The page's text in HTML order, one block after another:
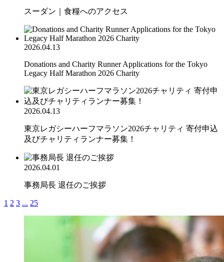
スーダン｜食糧へのアクセス
2026.04.13
Donations and Charity Runner Applications for the Tokyo
Legacy Half Marathon 2026 Charity
2026.04.13
東京レガシーハーフマラソン2026チャリティ 寄付申込
及びチャリティランナー募集！
2026.04.01
事務局長 退任のご挨拶
1 2 3 ... 25